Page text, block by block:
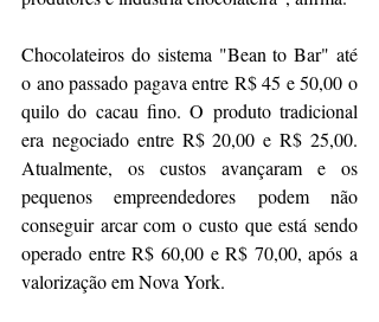
Chocolateiros do sistema "Bean to Bar" até
o ano passado pagava entre R$ 45 e 50,00 o
quilo do cacau fino. O produto tradicional
era negociado entre R$ 20,00 e R$ 25,00.
Atualmente, os custos avançaram e os
pequenos empreendedores podem não
conseguir arcar com o custo que está sendo
operado entre R$ 60,00 e R$ 70,00, após a
valorização em Nova York.